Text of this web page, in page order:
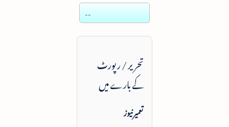
--
تحریر / رپورٹ
کے بارے میں
تعمیرنیوز